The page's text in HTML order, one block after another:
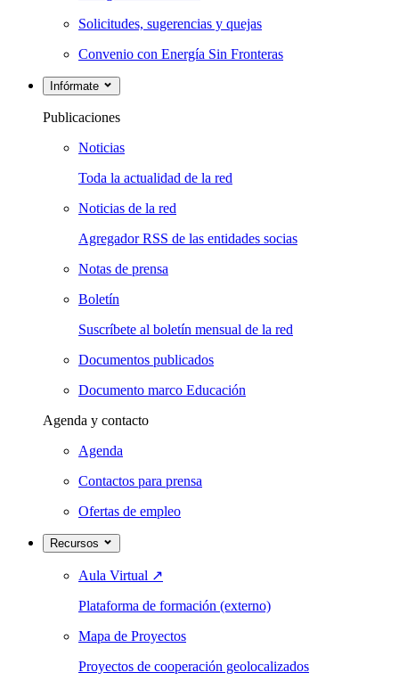
Solicitudes, sugerencias y quejas
Convenio con Energía Sin Fronteras
Infórmate
Publicaciones
Noticias
Toda la actualidad de la red
Noticias de la red
Agregador RSS de las entidades socias
Notas de prensa
Boletín
Suscríbete al boletín mensual de la red
Documentos publicados
Documento marco Educación
Agenda y contacto
Agenda
Contactos para prensa
Ofertas de empleo
Recursos
Aula Virtual ↗
Plataforma de formación (externo)
Mapa de Proyectos
Proyectos de cooperación geolocalizados